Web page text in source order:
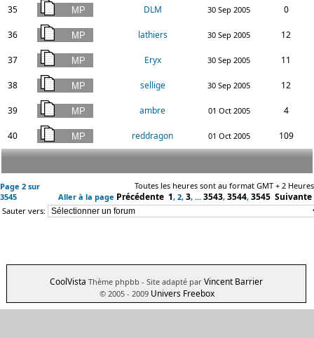
35 DLM 30 Sep 2005 0
36 lathiers 30 Sep 2005 12
37 Eryx 30 Sep 2005 11
38 sellige 30 Sep 2005 12
39 ambre 01 Oct 2005 4
40 reddragon 01 Oct 2005 109
Page 2 sur
3545
Toutes les heures sont au format GMT + 2 Heures
Aller à la page Précédente 1, 2, 3, ... 3543, 3544, 3545 Suivante
Sauter vers:
CoolVista Thème phpbb - Site adapté par Vincent Barrier
© 2005 - 2009 Univers Freebox